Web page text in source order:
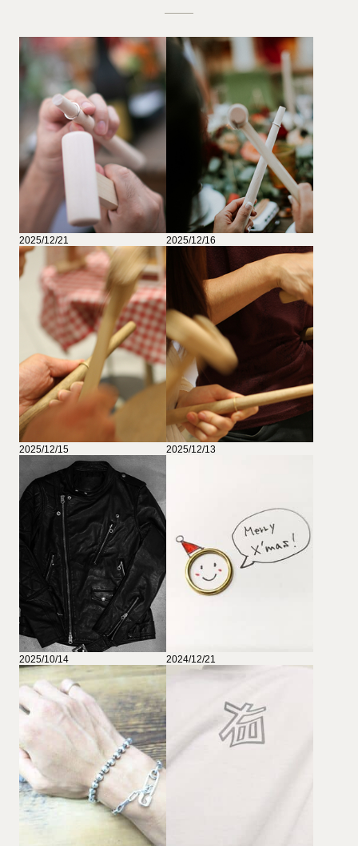
2025/12/21 2025/12/16
2025/12/15 2025/12/13
2025/10/14 2024/12/21